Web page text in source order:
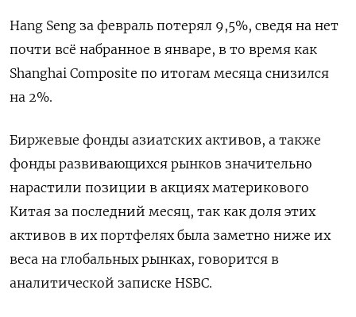
Hang Seng за февраль потерял 9,5%, сведя на нет
почти всё набранное в январе, в то время как
Shanghai Composite по итогам месяца снизился
на 2%.
Биржевые фонды азиатских активов, а также
фонды развивающихся рынков значительно
нарастили позиции в акциях материкового
Китая за последний месяц, так как доля этих
активов в их портфелях была заметно ниже их
веса на глобальных рынках, говорится в
аналитической записке HSBC.